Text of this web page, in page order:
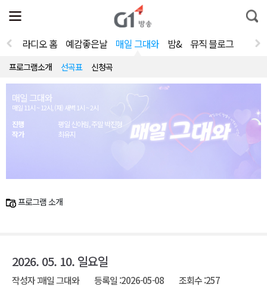
전
체
뉴
열
통
합
라디오 홈 예감좋은날 매일 그대와 밤& 뮤직 블로그
프로그램소개 선곡표 신청곡
매일 그대와
매일 11시 ~ 12시, (재) 새벽 1시 ~ 2시
진행
평일 신아림, 주말 박진형
작가
최유지
프로그램 소개
2026. 05. 10. 일요일
작성자 :매일 그대와 등록일 :2026-05-08 조회수 :257